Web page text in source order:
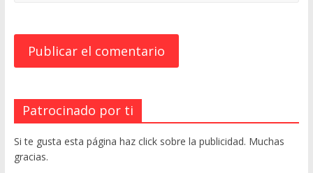
Patrocinado por ti
Si te gusta esta página haz click sobre la publicidad. Muchas
gracias.